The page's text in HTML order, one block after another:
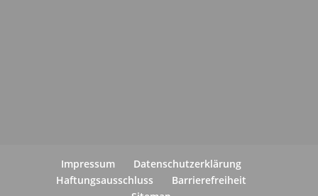
Impressum
Datenschutzerklärung
Haftungsausschluss
Barrierefreiheit